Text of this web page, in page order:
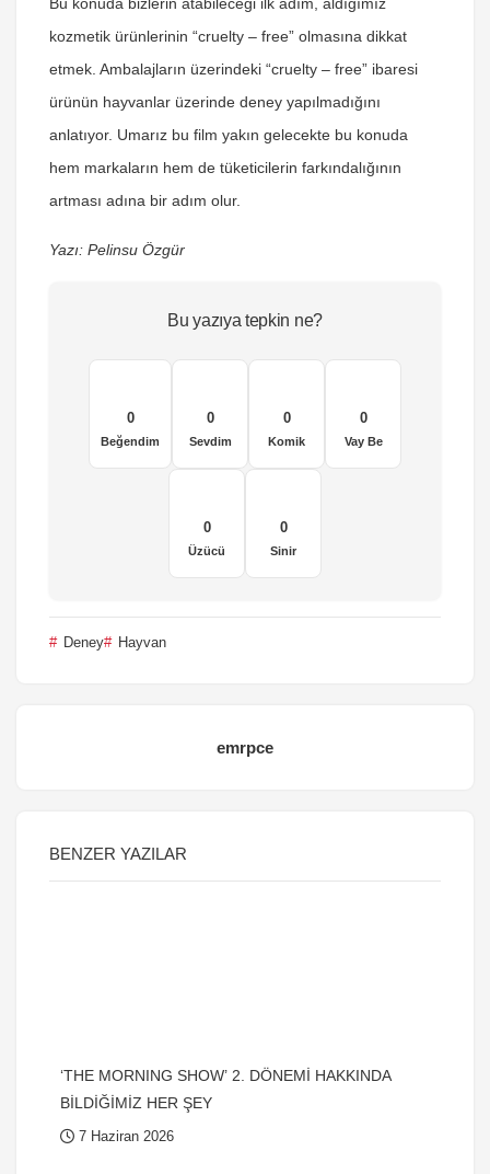
kozmetik ürünlerinin “cruelty – free” olmasına dikkat
etmek. Ambalajların üzerindeki “cruelty – free” ibaresi
ürünün hayvanlar üzerinde deney yapılmadığını
anlatıyor. Umarız bu film yakın gelecekte bu konuda
hem markaların hem de tüketicilerin farkındalığının
artması adına bir adım olur.
Yazı: Pelinsu Özgür
Bu yazıya tepkin ne?
0
Beğendim
0
Sevdim
0
Komik
0
Vay Be
0
Üzücü
0
Sinir
Deney Hayvan
emrpce
BENZER YAZILAR
‘THE MORNING SHOW’ 2. DÖNEMİ HAKKINDA
BİLDİĞİMİZ HER ŞEY
7 Haziran 2026